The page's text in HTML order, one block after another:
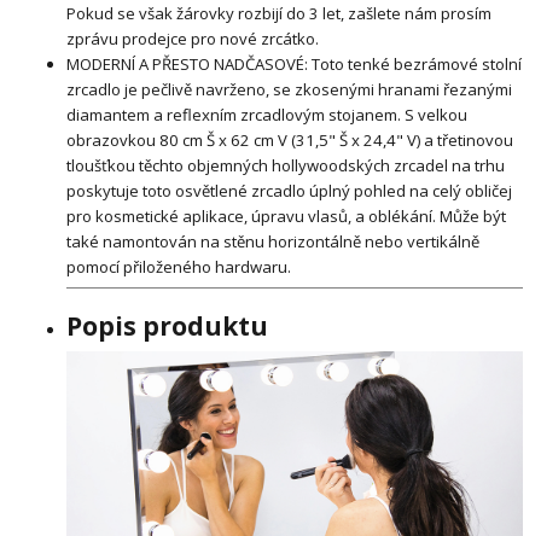
Pokud se však žárovky rozbijí do 3 let, zašlete nám prosím
zprávu prodejce pro nové zrcátko.
MODERNÍ A PŘESTO NADČASOVÉ: Toto tenké bezrámové stolní
zrcadlo je pečlivě navrženo, se zkosenými hranami řezanými
diamantem a reflexním zrcadlovým stojanem. S velkou
obrazovkou 80 cm Š x 62 cm V (31,5" Š x 24,4" V) a třetinovou
tloušťkou těchto objemných hollywoodských zrcadel na trhu
poskytuje toto osvětlené zrcadlo úplný pohled na celý obličej
pro kosmetické aplikace, úpravu vlasů, a oblékání. Může být
také namontován na stěnu horizontálně nebo vertikálně
pomocí přiloženého hardwaru.
Popis produktu